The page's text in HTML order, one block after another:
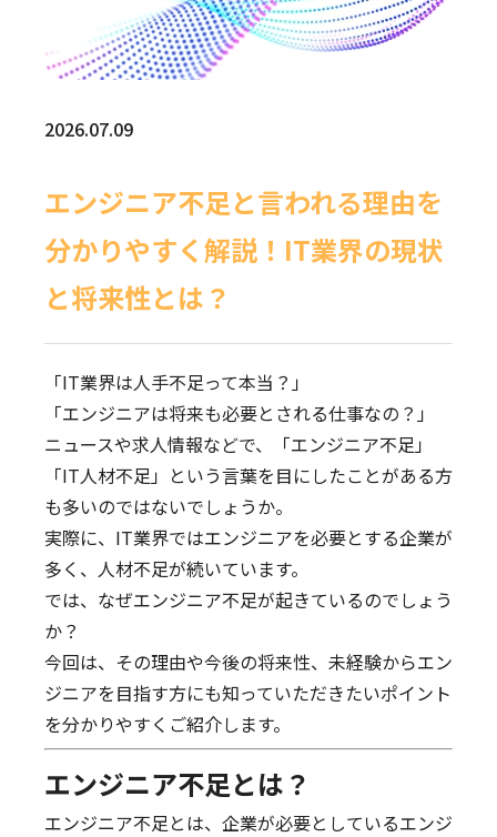
2026.07.09
エンジニア不足と言われる理由を
分かりやすく解説！IT業界の現状
と将来性とは？
「IT業界は人手不足って本当？」
「エンジニアは将来も必要とされる仕事なの？」
ニュースや求人情報などで、「エンジニア不足」
「IT人材不足」という言葉を目にしたことがある方
も多いのではないでしょうか。
実際に、IT業界ではエンジニアを必要とする企業が
多く、人材不足が続いています。
では、なぜエンジニア不足が起きているのでしょう
か？
今回は、その理由や今後の将来性、未経験からエン
ジニアを目指す方にも知っていただきたいポイント
を分かりやすくご紹介します。
エンジニア不足とは？
エンジニア不足とは、企業が必要としているエンジ